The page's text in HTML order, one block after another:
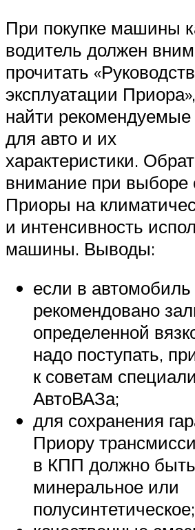
При покупке машины
водитель должен
прочитать
эксплуатации
найти
для авто и их
характеристики.
внимание при выборе
Приоры на
и интенсивность
машины. Выводы:
если в
рекомендовано
определенной
надо поступать,
к советам
АвтоВАЗа;
для сохранения
Приору
в КПП должно быть
минеральное или
полусинтетическое;